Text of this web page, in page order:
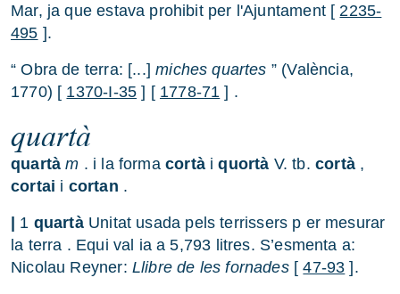
Mar, ja que estava prohibit per l'Ajuntament [2235-
495 ].
“ Obra de terra: [...]miches quartes ” (València,
1770) [ 1370-I-35 ] [ 1778-71 ] .
quartà
quartà m . i la forma cortà iquortà V. tb.cortà,
cortai i cortan .
1 quartàUnitat usada pels terrissers p er mesurar
la terra . Equi val ia a 5,793 litres. S’esmenta a:
Nicolau Reyner: Llibre de les fornades[47-93 ].